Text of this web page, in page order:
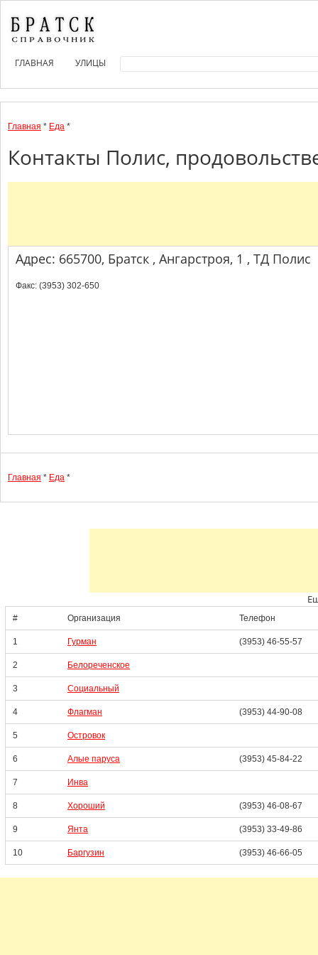
ГЛАВНАЯ УЛИЦЫ
Главная * Еда *
Контакты Полис,
Адрес: 665700, Братск , Ангарстроя, 1 , ТД Полис
Факс: (3953) 302-650
Главная * Еда *
# Организация Телефон
1 Гурман (3953) 46-55-57
2 Белореченское
3 Социальный
4 Флагман (3953) 44-90-08
5 Островок
6 Алые паруса (3953) 45-84-22
7 Инва
8 Хороший (3953) 46-08-67
9 Янта (3953) 33-49-86
10 Баргузин (3953) 46-66-05